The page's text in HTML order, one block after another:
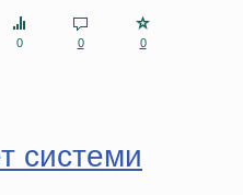
0
0 0
системи